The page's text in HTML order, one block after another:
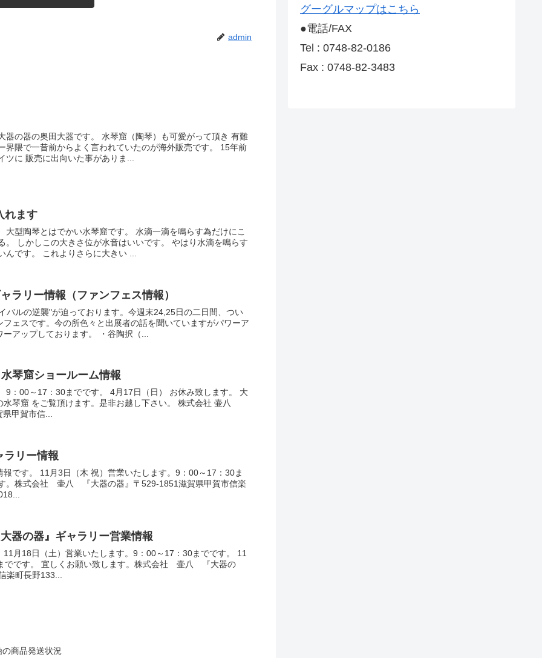
admin
器の器の奥田大器です。 水琴窟（陶琴）も可愛がって頂き 有難
界隈で一昔前からよく言われていたのが海外販売です。 15年前
ツに 販売に出向いた事がありま...
れます
大型陶琴とはでかい水琴窟です。 水滴一滴を鳴らす為だけにこ
。 しかしこの大きさ位が水音はいいです。 やはり水滴を鳴らす
んです。 これよりさらに大きい ...
ラリー情報（ファンフェス情報）
バルの逆襲"が迫っております。今週末24,25日の二日間、つい
ェスです。今の所色々と出展者の話を聞いていますがパワーア
アップしております。 ・谷陶択（...
琴窟ショールーム情報
9：00～17：30までです。 4月17日（日） お休み致します。 大
琴窟 をご覧頂けます。是非お越し下さい。 株式会社 壷八
甲賀市信...
ラリー情報
です。 11月3日（木 祝）営業いたします。9：00～17：30ま
。株式会社 壷八 『大器の器』〒529-1851滋賀県甲賀市信楽
器の器』ギャラリー営業情報
月18日（土）営業いたします。9：00～17：30までです。 11
でです。 宜しくお願い致します。株式会社 壷八 『大器の
楽町長野133...
商品発送状況
グーグルマップはこちら
●電話/FAX
Tel : 0748-82-0186
Fax : 0748-82-3483